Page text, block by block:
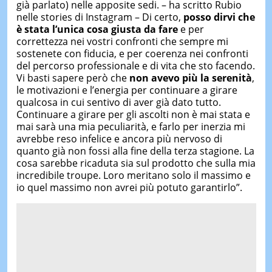
già parlato) nelle apposite sedi. – ha scritto Rubio
nelle stories di Instagram – Di certo, posso dirvi che
è stata l’unica cosa giusta da faree per
correttezza nei vostri confronti che sempre mi
sostenete con fiducia, e per coerenza nei confronti
del percorso professionale e di vita che sto facendo.
Vi basti sapere però che non avevo più la serenità,
le motivazioni e l’energia per continuare a girare
qualcosa in cui sentivo di aver già dato tutto.
Continuare a girare per gli ascolti non è mai stata e
mai sarà una mia peculiarità, e farlo per inerzia mi
avrebbe reso infelice e ancora più nervoso di
quanto già non fossi alla fine della terza stagione. La
cosa sarebbe ricaduta sia sul prodotto che sulla mia
incredibile troupe. Loro meritano solo il massimo e
io quel massimo non avrei più potuto garantirlo”.